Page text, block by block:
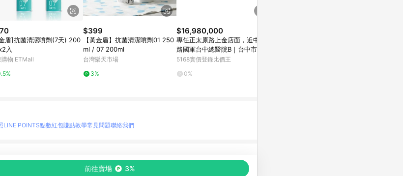
盾]抗菌清潔噴劑(7天) 200
入
購物 ETMall
$399
【黃金盾】抗菌清潔噴劑01 250
ml / 07 200ml
台灣樂天市場
3%
$16,980,000
專任正太原路上金店面，近中清
路國軍台中總醫院B｜台中市北區
太原路一段
5168實價登錄比價王
0%
前往賣場 3%
LINE POINTS點數紅包賺點教學常見問題聯絡我們
合性平台，並依購物情報中的趨勢與風格做合作網路商家的延伸商品推薦，商品資料更新會有
，確認現售價與購物條件，一切資訊以合作廠商網頁為準。